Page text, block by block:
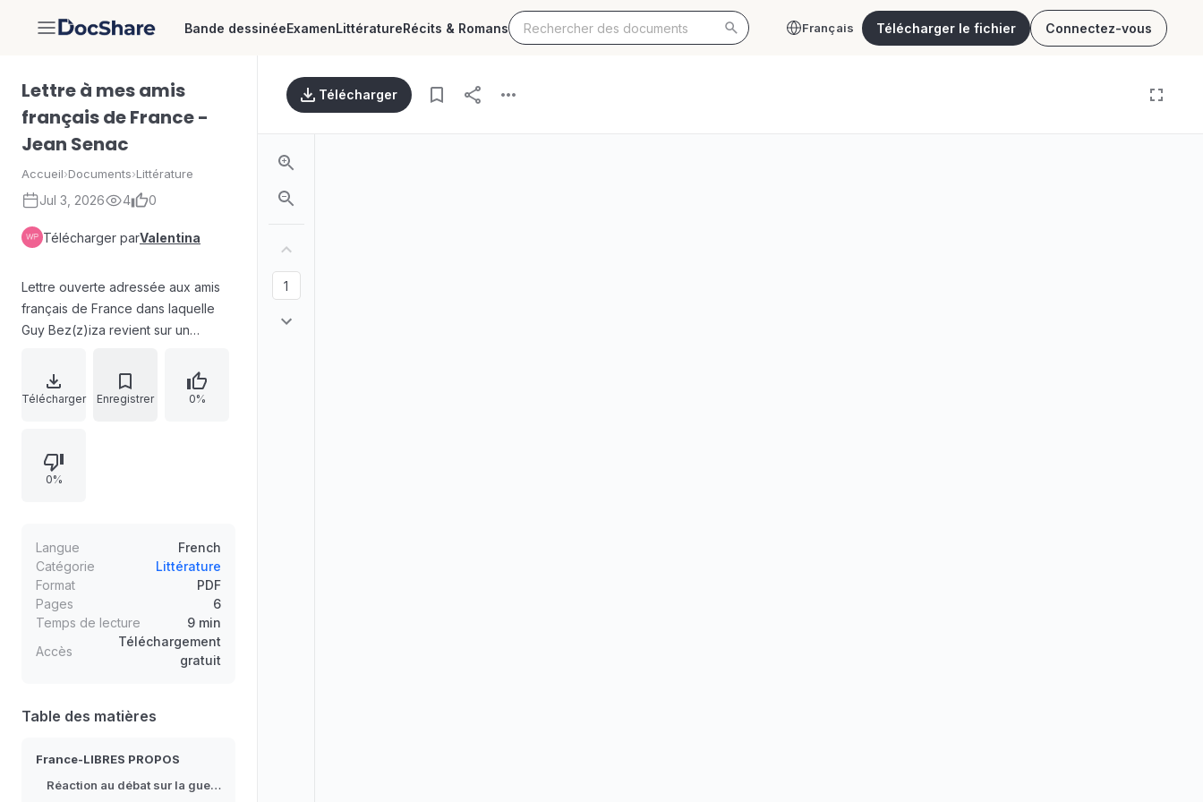
DocShare Bande dessinéeExamenLittératureRécits & Romans Français Télécharger le fichier Connectez-vous
Lettre à mes amis
français de France -
Jean Senac
Accueil›Documents›Littérature
Jul 3, 2026 4 0
Télécharger parValentina
Lettre ouverte adressée aux amis
français de France dans laquelle
Guy Bez(z)iza revient sur un
et l’interprétation de la guerre
d’Algérie. L’auteur conteste les
par le FLN/fellaghas, tout en
défendant l’héritage et la réalité
objectivité, rigueur et une même
exigence de vérité pour toutes les
mémoires, celles laissées là-bas
comme celles d’en France.
Télécharger Enregistrer 0%
0%
Langue
French
Catégorie
Littérature
Format
PDF
Pages
6
Temps de lecture
9 min
Accès
Téléchargement
gratuit
Table des matières
France-LIBRES PROPOS
Réaction au débat sur la guerre d’Algérie
Télécharger